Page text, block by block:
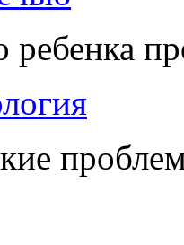
ребенка